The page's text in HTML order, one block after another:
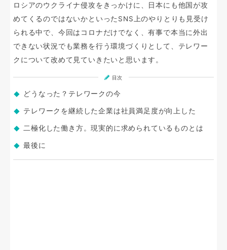
ロシアのウクライナ侵攻をきっかけに、日本にも他国が攻
めてくるのではないかといったSNS上のやりとりも見受け
られる中で、今回はコロナだけでなく、有事で本当に外出
できない状況でも業務を行う環境づくりとして、テレワー
クについて改めて見ていきたいと思います。
目次
どうなった？テレワークの今
テレワークを継続した企業は社員満足度が向上した
二極化した働き方。現実的に求められているものとは
最後に